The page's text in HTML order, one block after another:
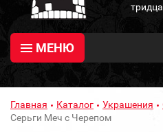
МЕНЮ
Главная Каталог Украшения
Серьги Меч с Черепом